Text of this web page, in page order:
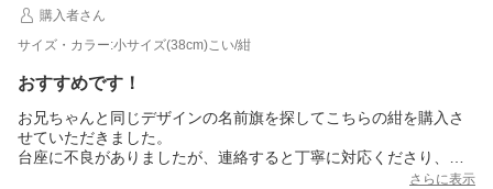
購入者さん
サイズ・カラー:小サイズ(38cm)こい/紺
おすすめです！
お兄ちゃんと同じデザインの名前旗を探してこちらの紺を購入さ
せていただきました。
台座に不良がありましたが、連絡すると丁寧に対応くださり、翌
さらに表示